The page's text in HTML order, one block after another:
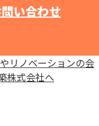
い合わせ